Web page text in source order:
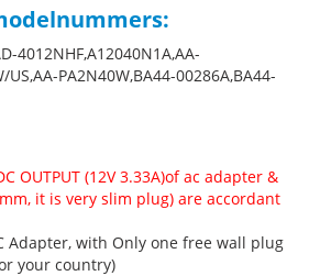
4012NHF,A12040N1A,AA-
US,AA-PA2N40W,BA44-00286A,BA44-
OUTPUT (12V 3.33A)of ac adapter &
it is very slim plug) are accordant
Adapter, with Only one free wall plug
your country)